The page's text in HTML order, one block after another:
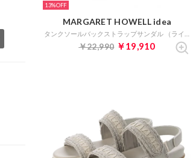
13%
MARGARET HOWELL idea
￥22,990 ￥19,910